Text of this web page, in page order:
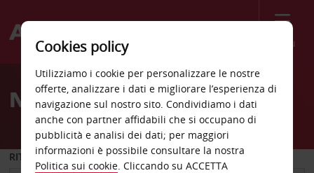
Menù
Welcome
AvisNoleggio auto Gioia Tauro
RITIRO DA
Cookies policy
Utilizziamo i cookie per personalizzare le nostre
offerte, analizzare i dati e migliorare l’esperienza di
navigazione sul nostro sito. Condividiamo i dati
anche con partner affidabili che si occupano di
pubblicità e analisi dei dati; per maggiori
informazioni è possibile consultare la nostra
Politica sui cookie. Cliccando su ACCETTA